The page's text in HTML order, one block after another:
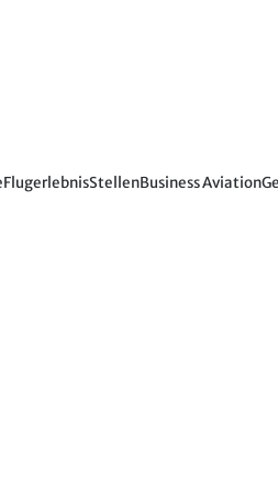
FlugerlebnisStellenBusiness Aviation